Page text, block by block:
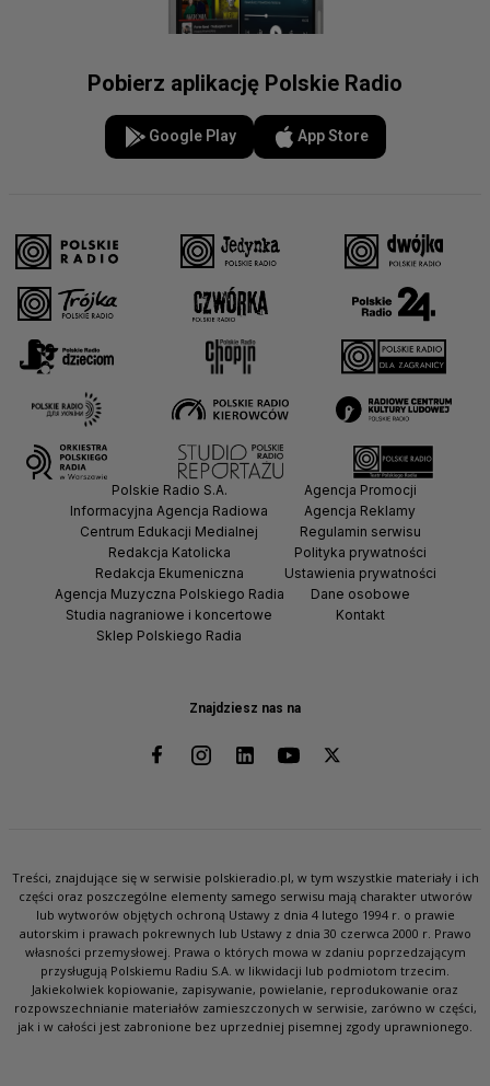
Pobierz aplikację Polskie Radio
Google Play App Store
Znajdziesz nas na
Polskie Radio S.A.
Informacyjna Agencja Radiowa
Centrum Edukacji Medialnej
Redakcja Katolicka
Redakcja Ekumeniczna
Agencja Muzyczna Polskiego Radia
Studia nagraniowe i koncertowe
Sklep Polskiego Radia
Agencja Promocji
Agencja Reklamy
Regulamin serwisu
Polityka prywatności
Ustawienia prywatności
Dane osobowe
Kontakt
Treści, znajdujące się w serwisie polskieradio.pl, w tym wszystkie materiały i ich
części oraz poszczególne elementy samego serwisu mają charakter utworów
lub wytworów objętych ochroną Ustawy z dnia 4 lutego 1994 r. o prawie
autorskim i prawach pokrewnych lub Ustawy z dnia 30 czerwca 2000 r. Prawo
własności przemysłowej. Prawa o których mowa w zdaniu poprzedzającym
przysługują Polskiemu Radiu S.A. w likwidacji lub podmiotom trzecim.
Jakiekolwiek kopiowanie, zapisywanie, powielanie, reprodukowanie oraz
rozpowszechnianie materiałów zamieszczonych w serwisie, zarówno w części,
jak i w całości jest zabronione bez uprzedniej pisemnej zgody uprawnionego.